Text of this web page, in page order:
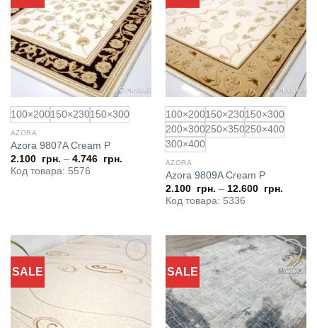
обраного
100×200150×230150×300
AZORA
Azora 9807A Cream P
2.100 грн. – 4.746 грн.
Код товара: 5576
обраного
100×200150×230150×300
200×300250×350250×400
300×400
AZORA
Azora 9809A Cream P
2.100 грн. – 12.600 грн.
Код товара: 5336
SALE
Додати
до
обраного
SALE
Додати
до
обраного